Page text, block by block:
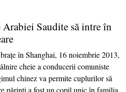
Saudite să intre în